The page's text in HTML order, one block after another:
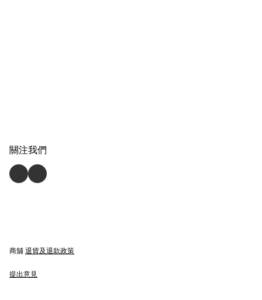
關注我們
商舖 退貨及退款政策
提出意見